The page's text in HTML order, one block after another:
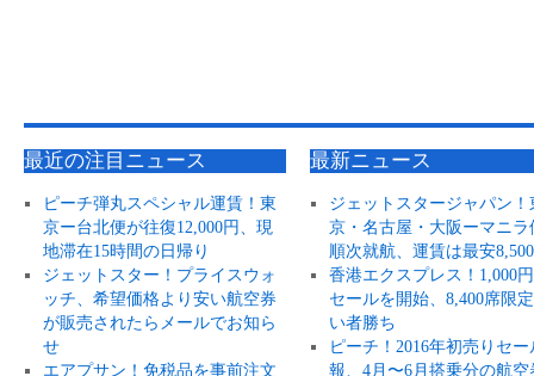
最近の注目ニュース
ピーチ弾丸スペシャル運賃！東
京ー台北便が往復12,000円、現
地滞在15時間の日帰り
ジェットスター！プライスウォ
ッチ、希望価格より安い航空券
が販売されたらメールでお知ら
せ
エアプサン！免税品を事前注文
最新ニュース
ジェットスタージャパン！
京・名古屋・大阪ーマニラ
順次就航、運賃は最安
香港エクスプレス！1,000
セールを開始、8,400席限
い者勝ち
ピーチ！2016年初売りセー
報、4月〜6月搭乗分の航空